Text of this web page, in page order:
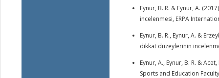
Eynur, B. R. & Eynur, A.
incelenmesi, ERPA
Eynur, B. R., Eynur, A. &
dikkat düzeylerinin
Eynur, A., Eynur, B. R. &
Sports and Education